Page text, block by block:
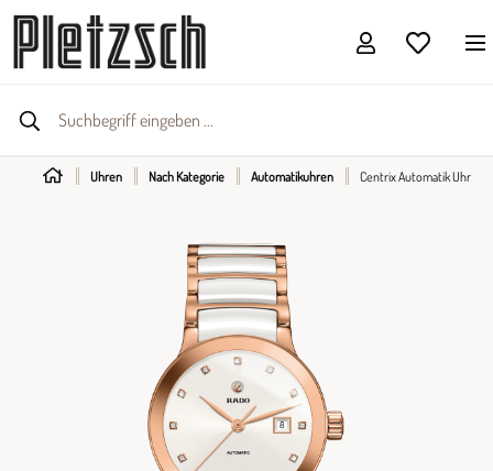
Uhren Nach Kategorie Automatikuhren Centrix Automatik Uhr